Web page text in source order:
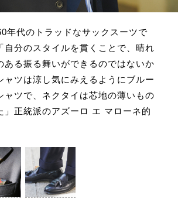
年代のトラッドなサックスーツで
自分のスタイルを貫くことで、晴れ
ある振る舞いができるのではないか
ャツは涼し気にみえるようにブルー
ャツで、ネクタイは芯地の薄いもの
」正統派のアズーロ エ マローネ的